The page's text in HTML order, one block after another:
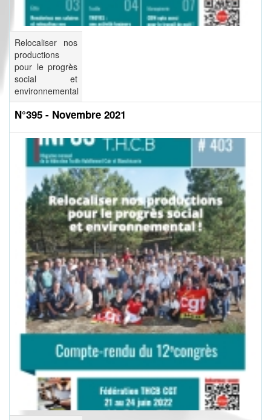
Relocaliser nos
productions
pour le progrès
social et
environnemental
N°395 - Novembre 2021